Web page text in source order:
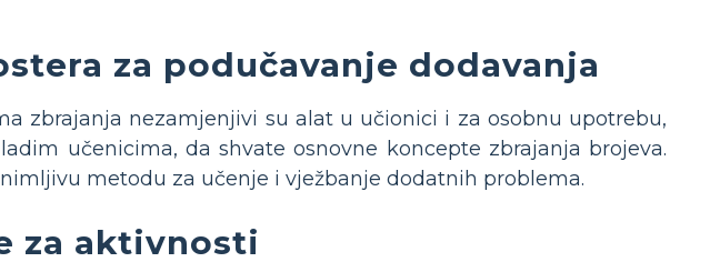
za podučavanje dodavanja
zbrajanja nezamjenjivi su alat u učionici i za osobnu upotrebu,
učenicima, da shvate osnovne koncepte zbrajanja brojeva.
metodu za učenje i vježbanje dodatnih problema.
za aktivnosti